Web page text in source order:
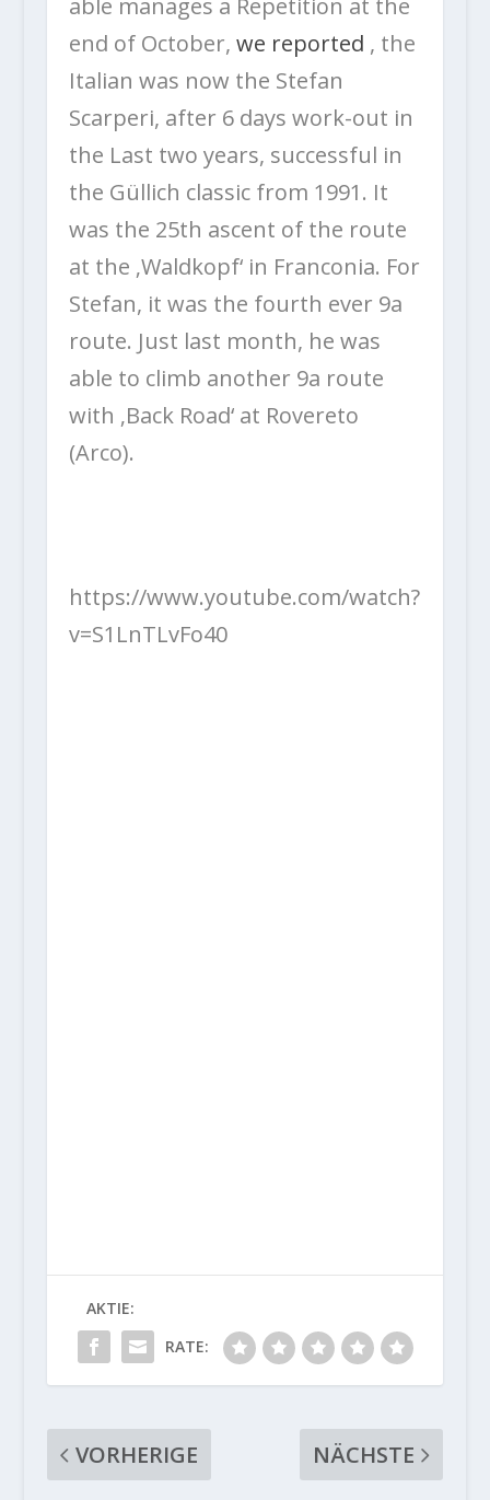
able manages a Repetition at the
end of October, we reported , the
Italian was now the Stefan
Scarperi, after 6 days work-out in
the Last two years, successful in
the Güllich classic from 1991. It
was the 25th ascent of the route
at the ‚Waldkopf‘ in Franconia. For
Stefan, it was the fourth ever 9a
route. Just last month, he was
able to climb another 9a route
with ‚Back Road‘ at Rovereto
(Arco).
https://www.youtube.com/watch?
v=S1LnTLvFo40
AKTIE:
RATE:
VORHERIGE
NÄCHSTE